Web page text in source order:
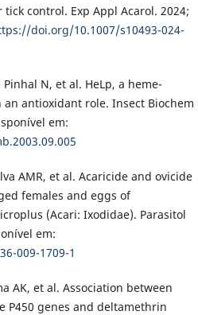
control. Exp Appl Acarol. 2024;
doi.org/10.1007/s10493-024-
N, et al. HeLp, a heme-
antioxidant role. Insect Biochem
em:
AMR, et al. Acaricide and ovicide
females and eggs of
(Acari: Ixodidae). Parasitol
em:
009-1709-1
AK, et al. Association between
P450 genes and deltamethrin